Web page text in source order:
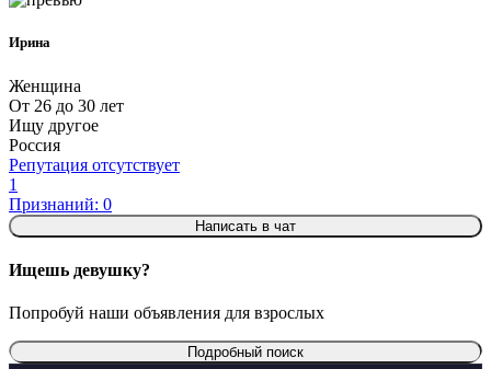
Ирина
Женщина
От 26 до 30 лет
Ищу другое
Россия
Репутация отсутствует
1
Признаний: 0
Написать в чат
Ищешь девушку?
Попробуй наши объявления для взрослых
Подробный поиск